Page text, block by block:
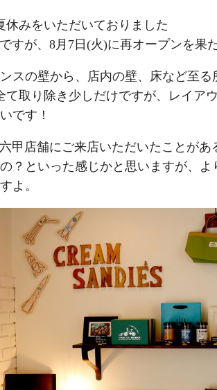
休みをいただいておりました
すが、8月7日(火)に再オープンを果
スの壁から、店内の壁、床など至る
て取り除き少しだけですが、レイア
です！
甲店舗にご来店いただいたことがあ
？といった感じかと思いますが、よ
よ。